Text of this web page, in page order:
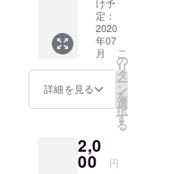
定：
2020
年07
月
詳細を見る
こ
の
リ
タ
ー
ン
を
選
択
す
る
2,0
00 円